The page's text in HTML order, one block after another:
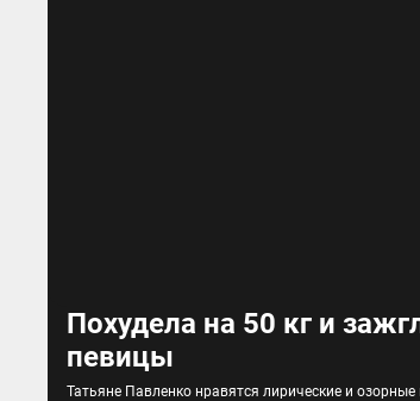
Похудела на 50 кг и
певицы
Татьяне Павленко нравятся лирические и